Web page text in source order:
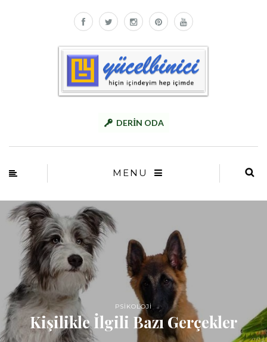
DERİN ODA
MENU
PSİKOLOJİ
Kişilikle İlgili Bazı Gerçekler